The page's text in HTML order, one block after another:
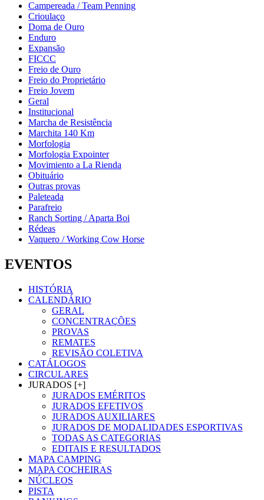
Campereada / Team Penning
Crioulaço
Doma de Ouro
Enduro
Expansão
FICCC
Freio de Ouro
Freio do Proprietário
Freio Jovem
Geral
Institucional
Marcha de Resistência
Marchita 140 Km
Morfologia
Morfologia Expointer
Movimiento a La Rienda
Obituário
Outras provas
Paleteada
Parafreio
Ranch Sorting / Aparta Boi
Rédeas
Vaquero / Working Cow Horse
EVENTOS
HISTÓRIA
CALENDÁRIO
GERAL
CONCENTRAÇÕES
PROVAS
REMATES
REVISÃO COLETIVA
CATÁLOGOS
CIRCULARES
JURADOS [+]
JURADOS EMÉRITOS
JURADOS EFETIVOS
JURADOS AUXILIARES
JURADOS DE MODALIDADES ESPORTIVAS
TODAS AS CATEGORIAS
EDITAIS E RESULTADOS
MAPA CAMPING
MAPA COCHEIRAS
NÚCLEOS
PISTA